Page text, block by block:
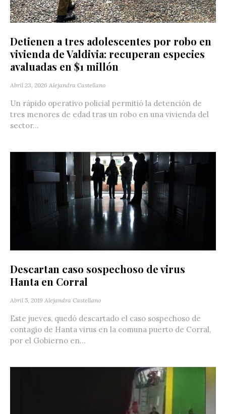
Detienen a tres adolescentes por robo en
vivienda de Valdivia: recuperan especies
avaluadas en $1 millón
Abril 23, 2026 Alejandra Castellano
Un rápido operativo policial permitió la detención de
tres menores de edad tras un robo en una vivienda del
sector...
Descartan caso sospechoso de virus
Hanta en Corral
Abril 5, 2019 Alejandra Castellano
Este jueves, quedó descartado el caso sospechoso de
contagio de Hanta virus en la comuna puerto de Corral,
por el Gobierno en...